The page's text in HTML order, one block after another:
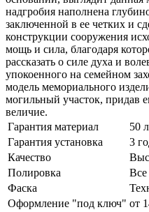
надгробия наполнена
заключенной в ее четких и
конструкции сооружения
мощь и сила, благодаря
рассказать о силе духа и
упокоенного на семейном
модель мемориального
могильный участок, придав
величие.
Гарантия материал
50
Гарантия установка
3
Качество
Полировка
Все
Фаска
Оформление "под ключ" от